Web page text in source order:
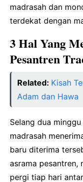
madrasah dan
terdekat dengan
3 Hal Yang
Pesantren
Related: Kisah
Adam dan Hawa
Selang dua
madrasah
baru diterima
asrama pesantren,
pergi tiap hari